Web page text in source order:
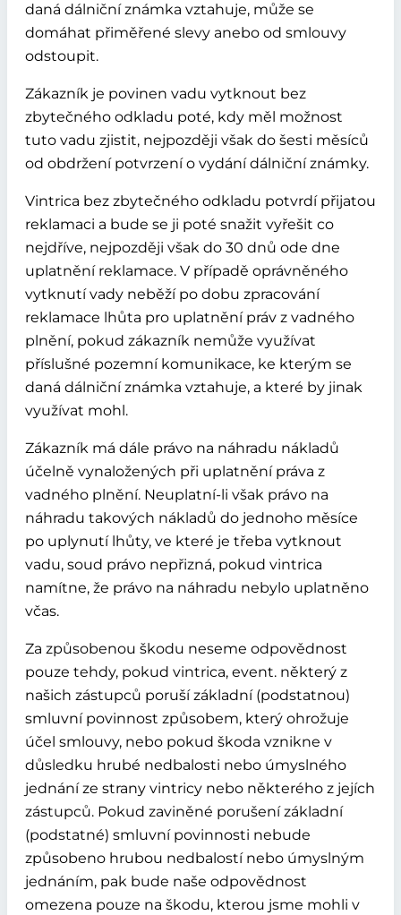
daná dálniční známka vztahuje, může se
domáhat přiměřené slevy anebo od smlouvy
odstoupit.
Zákazník je povinen vadu vytknout bez
zbytečného odkladu poté, kdy měl možnost
tuto vadu zjistit, nejpozději však do šesti měsíců
od obdržení potvrzení o vydání dálniční známky.
Vintrica bez zbytečného odkladu potvrdí přijatou
reklamaci a bude se ji poté snažit vyřešit co
nejdříve, nejpozději však do 30 dnů ode dne
uplatnění reklamace. V případě oprávněného
vytknutí vady neběží po dobu zpracování
reklamace lhůta pro uplatnění práv z vadného
plnění, pokud zákazník nemůže využívat
příslušné pozemní komunikace, ke kterým se
daná dálniční známka vztahuje, a které by jinak
využívat mohl.
Zákazník má dále právo na náhradu nákladů
účelně vynaložených při uplatnění práva z
vadného plnění. Neuplatní-li však právo na
náhradu takových nákladů do jednoho měsíce
po uplynutí lhůty, ve které je třeba vytknout
vadu, soud právo nepřizná, pokud vintrica
namítne, že právo na náhradu nebylo uplatněno
včas.
Za způsobenou škodu neseme odpovědnost
pouze tehdy, pokud vintrica, event. některý z
našich zástupců poruší základní (podstatnou)
smluvní povinnost způsobem, který ohrožuje
účel smlouvy, nebo pokud škoda vznikne v
důsledku hrubé nedbalosti nebo úmyslného
jednání ze strany vintricy nebo některého z jejích
zástupců. Pokud zaviněné porušení základní
(podstatné) smluvní povinnosti nebude
způsobeno hrubou nedbalostí nebo úmyslným
jednáním, pak bude naše odpovědnost
omezena pouze na škodu, kterou jsme mohli v